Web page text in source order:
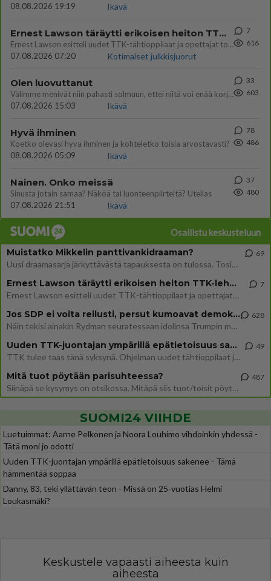
08.08.2026 19:19
Ikävä
Ernest Lawson täräytti erikoisen heiton TTK-lehdistötilaisuudessa: " Onko tässä tarkoituksena...?"
Ernest Lawson esitteli uudet TTK-tähtioppilaat ja opettajat torstaina 6.8. lehdistölle. Tulevalla kaudella on yksi hausk
07.08.2026 07:20
Kotimaiset julkkisjuorut
7
616
Olen luovuttanut
Välimme menivät niin pahasti solmuun, ettei niitä voi enää korjata. On aika jatkaa elämässä eteenpäin. Toivon sulle kaik
07.08.2026 15:03
Ikävä
33
603
Hyvä ihminen
Koetko olevasi hyvä ihminen ja kohteletko toisia arvostavasti?
08.08.2026 05:09
Ikävä
78
486
Nainen. Onko meissä
Sinusta jotain samaa? Näköä tai luonteenpiirteitä? Utelias
07.08.2026 21:51
Ikävä
37
480
Osallistu keskusteluun
Muistatko Mikkelin panttivankidraaman?
Uusi draamasarja järkyttävästä tapauksesta on tulossa. Tositapahtumiin perustuva sarja ammentaa vuoden 1986 Mikkelin pan
69
Ernest Lawson täräytti erikoisen heiton TTK-lehdistötilaisuudessa: " Onko tässä tarkoituksena...?"
Ernest Lawson esitteli uudet TTK-tähtioppilaat ja opettajat torstaina 6.8. lehdistölle. Tulevalla kaudella on yksi hausk
7
Jos SDP ei voita reilusti, persut kumoavat demokratian Suomesta
Näin tekisi ainakin Rydman seuratessaan idolinsa Trumpin mallia https://www.is.fi/politiikka/art-2000012187244.html
628
Uuden TTK-juontajan ympärillä epätietoisuus sakenee - Nyt MTV hämmentää soppaa
TTK tulee taas tänä syksynä. Ohjelman uudet tähtioppilaat julkistetaan torstaina 6. elokuuta klo 14 alkavassa lehdistö
49
Mitä tuot pöytään parisuhteessa?
Siinäpä se kysymys on otsikossa. Mitäpä siis tuot/toisit pöytään parisuhteessa? Oletko mies vai nainen? Koetko sen mitä
487
SUOMI24 VIIHDE
Luetuimmat: Aarne Pelkonen ja Noora Louhimo vihdoinkin yhdessä -
Tätä moni jo odotti
Uuden TTK-juontajan ympärillä epätietoisuus sakenee - Tämä
hämmentää soppaa
Danny, 83, teki yllättävän teon - Missä on 25-vuotias Helmi
Loukasmäki?
Keskustele vapaasti aiheesta kuin
aiheesta